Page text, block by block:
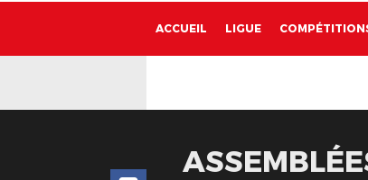
ACCUEIL LIGUE